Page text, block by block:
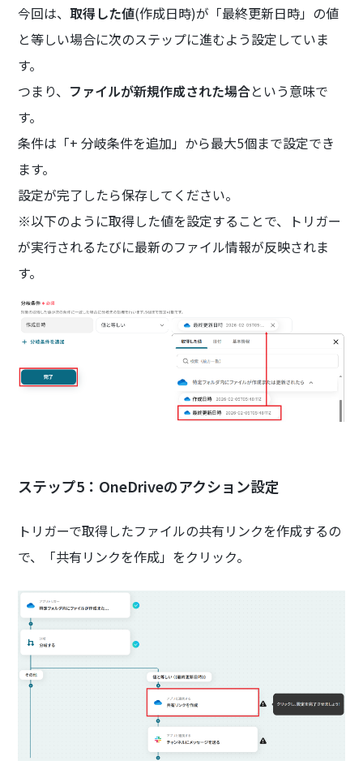
今回は、取得した値(作成日時)が「最終更新日時」の値
と等しい場合に次のステップに進むよう設定していま
す。
つまり、 ファイルが新規作成された場合という意味で
す。
条件は「+ 分岐条件を追加」から最大5個まで設定でき
ます。
設定が完了したら保存してください。
※以下のように取得した値を設定することで、トリガー
が実行されるたびに最新のファイル情報が反映されま
す。
ステップ5：OneDriveのアクション設定
トリガーで取得したファイルの共有リンクを作成するの
で、「共有リンクを作成」をクリック。